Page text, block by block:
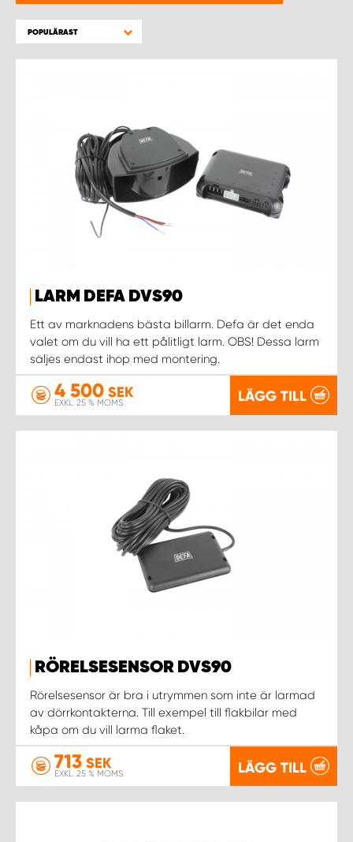
POPULÄRAST
LARM DEFA DVS90
Ett av marknadens bästa billarm. Defa är det enda
valet om du vill ha ett pålitligt larm. OBS! Dessa larm
säljes endast ihop med montering.
4 500 SEK
EXKL. 25 % MOMS LÄGG TILL
RÖRELSESENSOR DVS90
Rörelsesensor är bra i utrymmen som inte är larmad
av dörrkontakterna. Till exempel till flakbilar med
kåpa om du vill larma flaket.
713 SEK
EXKL. 25 % MOMS LÄGG TILL
WORK SYSTEM HELSINGBORG
WORK SYSTEM KARLSTAD
WORK SYSTEM KIRUNA
WORK SYSTEM KRISTIANSTAD
WORK SYSTEM NORRKÖPING
WORK SYSTEM SKELLEFTEÅ
WORK SYSTEM STOCKHOLM NORR
WORK SYSTEM STOCKHOLM SYD
WORK SYSTEM TRESTAD
WORK SYSTEM UMEÅ
WORK SYSTEM UPPSALA
WORK SYSTEM VARBERG